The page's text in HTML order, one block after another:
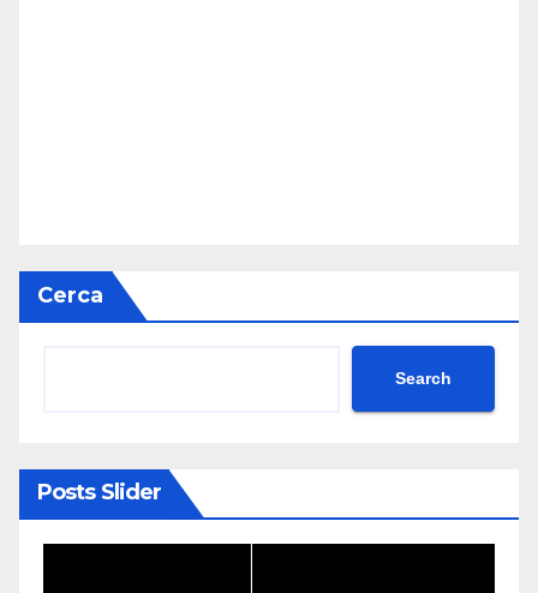
Cerca
Search
Posts Slider